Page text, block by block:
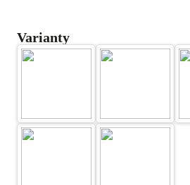
Varianty